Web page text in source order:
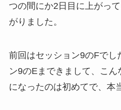
つの間にか2日目に上がっ
がりました。
前回はセッション9のFでし
ン9のEまできまして、こ
になったのは初めてで、本